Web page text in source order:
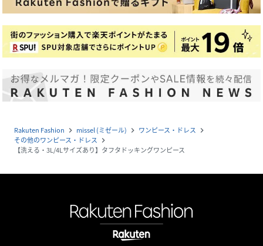
Rakuten Fashion navigate_next missel (ミゼール) navigate_next ワンピース・ドレス navigate_next
その他のワンピース・ドレス navigate_next
【洗える・3L/4Lサイズあり】タフタドッキングワンピース